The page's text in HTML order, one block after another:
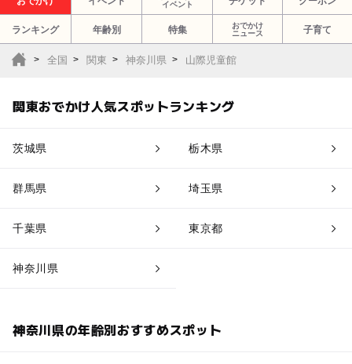
イベント
ランキング 年齢別 特集
おでかけ
ニュース
子育て
全国 関東 神奈川県 山際児童館
関東おでかけ人気スポットランキング
茨城県 栃木県
群馬県 埼玉県
千葉県 東京都
神奈川県
神奈川県の年齢別おすすめスポット